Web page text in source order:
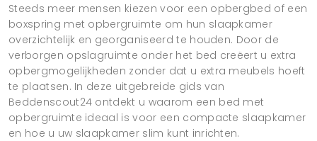
Steeds meer mensen kiezen voor een opbergbed of een
boxspring met opbergruimte om hun slaapkamer
overzichtelijk en georganiseerd te houden. Door de
verborgen opslagruimte onder het bed creëert u extra
opbergmogelijkheden zonder dat u extra meubels hoeft
te plaatsen. In deze uitgebreide gids van
Beddenscout24 ontdekt u waarom een bed met
opbergruimte ideaal is voor een compacte slaapkamer
en hoe u uw slaapkamer slim kunt inrichten.